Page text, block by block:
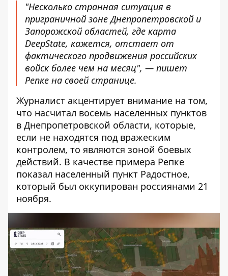
"Несколько странная ситуация в
приграничной зоне Днепропетровской и
Запорожской областей, где карта
DeepState, кажется, отстает от
фактического продвижения российских
войск более чем на месяц", — пишет
Репке на своей странице.
Журналист акцентирует внимание на том,
что насчитал восемь населенных пунктов
в Днепропетровской области, которые,
если не находятся под вражеским
контролем, то являются зоной боевых
действий. В качестве примера Репке
показал населенный пункт Радостное,
который был оккупирован россиянами 21
ноября.